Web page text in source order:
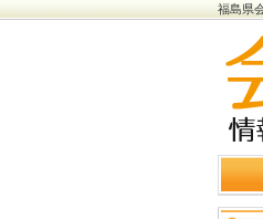
福島県